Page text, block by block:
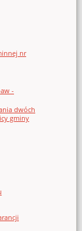
nr
-
dwóch
gminy